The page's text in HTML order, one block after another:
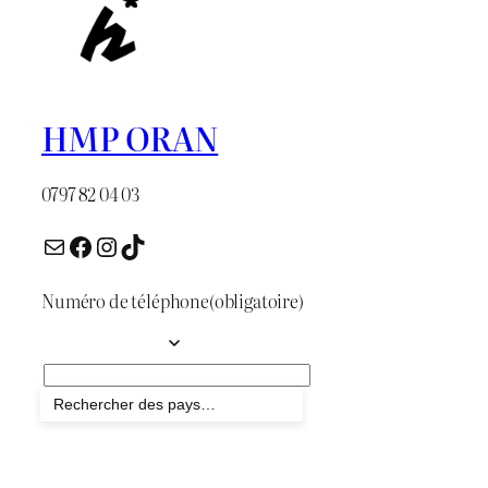
HMP ORAN
0797 82 04 03
E-mail Facebook InstagramTikTok
Numéro de téléphone(obligatoire)
Envoyer